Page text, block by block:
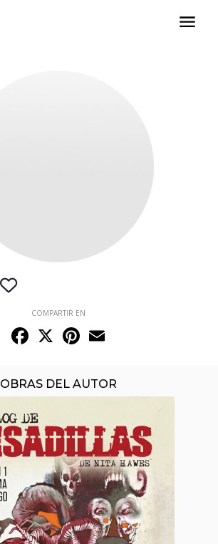
COMPARTIR EN
Facebook
X Pinterest
OBRAS DEL AUTOR